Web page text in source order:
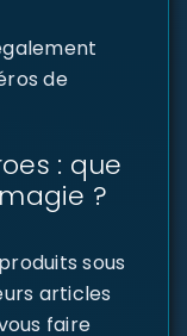
de
: que
?
sous
articles
faire